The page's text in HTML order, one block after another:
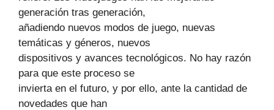
generación tras generación,
añadiendo nuevos modos de juego, nuevas
temáticas y géneros, nuevos
dispositivos y avances tecnológicos. No hay razón
para que este proceso se
invierta en el futuro, y por ello, ante la cantidad de
novedades que han